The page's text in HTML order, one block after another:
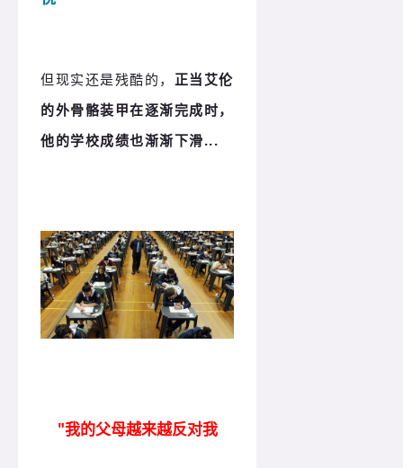
但现实还是残酷的， 正当艾伦
的外骨骼装甲在逐渐完成时，
他的学校成绩也渐渐下滑...
"我的父母越来越反对我